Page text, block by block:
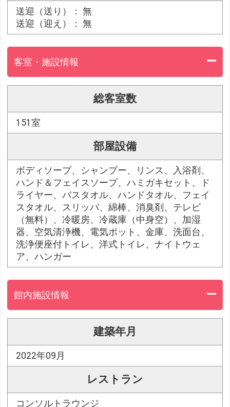
送迎（送り）： 無
送迎（迎え）： 無
客室・施設情報
総客室数
151室
部屋設備
ボディソープ、シャンプー、リンス、入浴剤、
ハンド＆フェイスソープ、ハミガキセット、ド
ライヤー、バスタオル、ハンドタオル、フェイ
スタオル、スリッパ、綿棒、消臭剤、テレビ
（無料）、冷暖房、冷蔵庫（中身空）、加湿
器、空気清浄機、電気ポット、金庫、洗面台、
洗浄便座付トイレ、洋式トイレ、ナイトウェ
ア、ハンガー
館内施設情報
建築年月
2022年09月
レストラン
コンソルトラウンジ